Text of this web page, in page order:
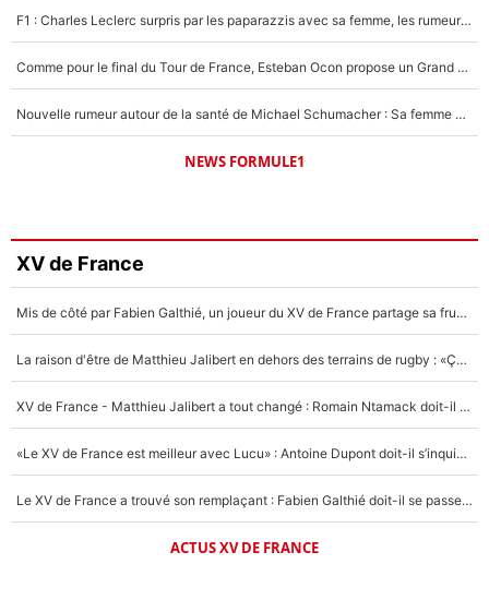
F1 : Charles Leclerc surpris par les paparazzis avec sa femme, les rumeurs étaient vraies !
Comme pour le final du Tour de France, Esteban Ocon propose un Grand Prix de Formule 1 à Paris : «Autour de l’Arc de Triomphe, ce serait génial» !
Nouvelle rumeur autour de la santé de Michael Schumacher : Sa femme Corinna sort du silence
NEWS FORMULE1
XV de France
Mis de côté par Fabien Galthié, un joueur du XV de France partage sa frustration : «ils ne me l’ont pas dit tout de suite»
La raison d'être de Matthieu Jalibert en dehors des terrains de rugby : «Ça m'atteint autant que si tu touches à un membre de ma famille»
XV de France - Matthieu Jalibert a tout changé : Romain Ntamack doit-il s’inquiéter pour sa place à un an de la Coupe du monde ?
«Le XV de France est meilleur avec Lucu» : Antoine Dupont doit-il s’inquiéter pour sa place ?
Le XV de France a trouvé son remplaçant : Fabien Galthié doit-il se passer d'Antoine Dupont ?
ACTUS XV DE FRANCE